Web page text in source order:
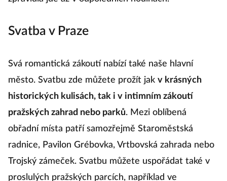
Svatba v Praze
Svá romantická zákoutí nabízí také naše hlavní
město. Svatbu zde můžete prožít jak v krásných
historických kulisách, tak i v intimním zákoutí
pražských zahrad nebo parků. Mezi oblíbená
obřadní místa patří samozřejmě Staroměstská
radnice, Pavilon Grébovka, Vrtbovská zahrada nebo
Trojský zámeček. Svatbu můžete uspořádat také v
proslulých pražských parcích, například ve